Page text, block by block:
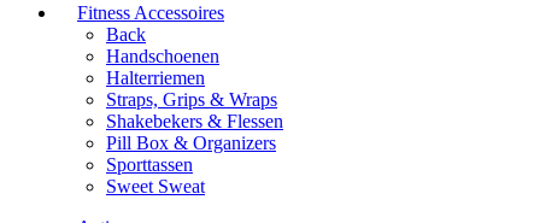
Fitness Accessoires
Back
Handschoenen
Halterriemen
Straps, Grips & Wraps
Shakebekers & Flessen
Pill Box & Organizers
Sporttassen
Sweet Sweat